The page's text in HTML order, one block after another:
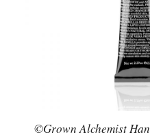
©Grown Alchemist